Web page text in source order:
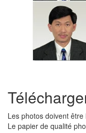
Les photos doivent
Le papier de qualité